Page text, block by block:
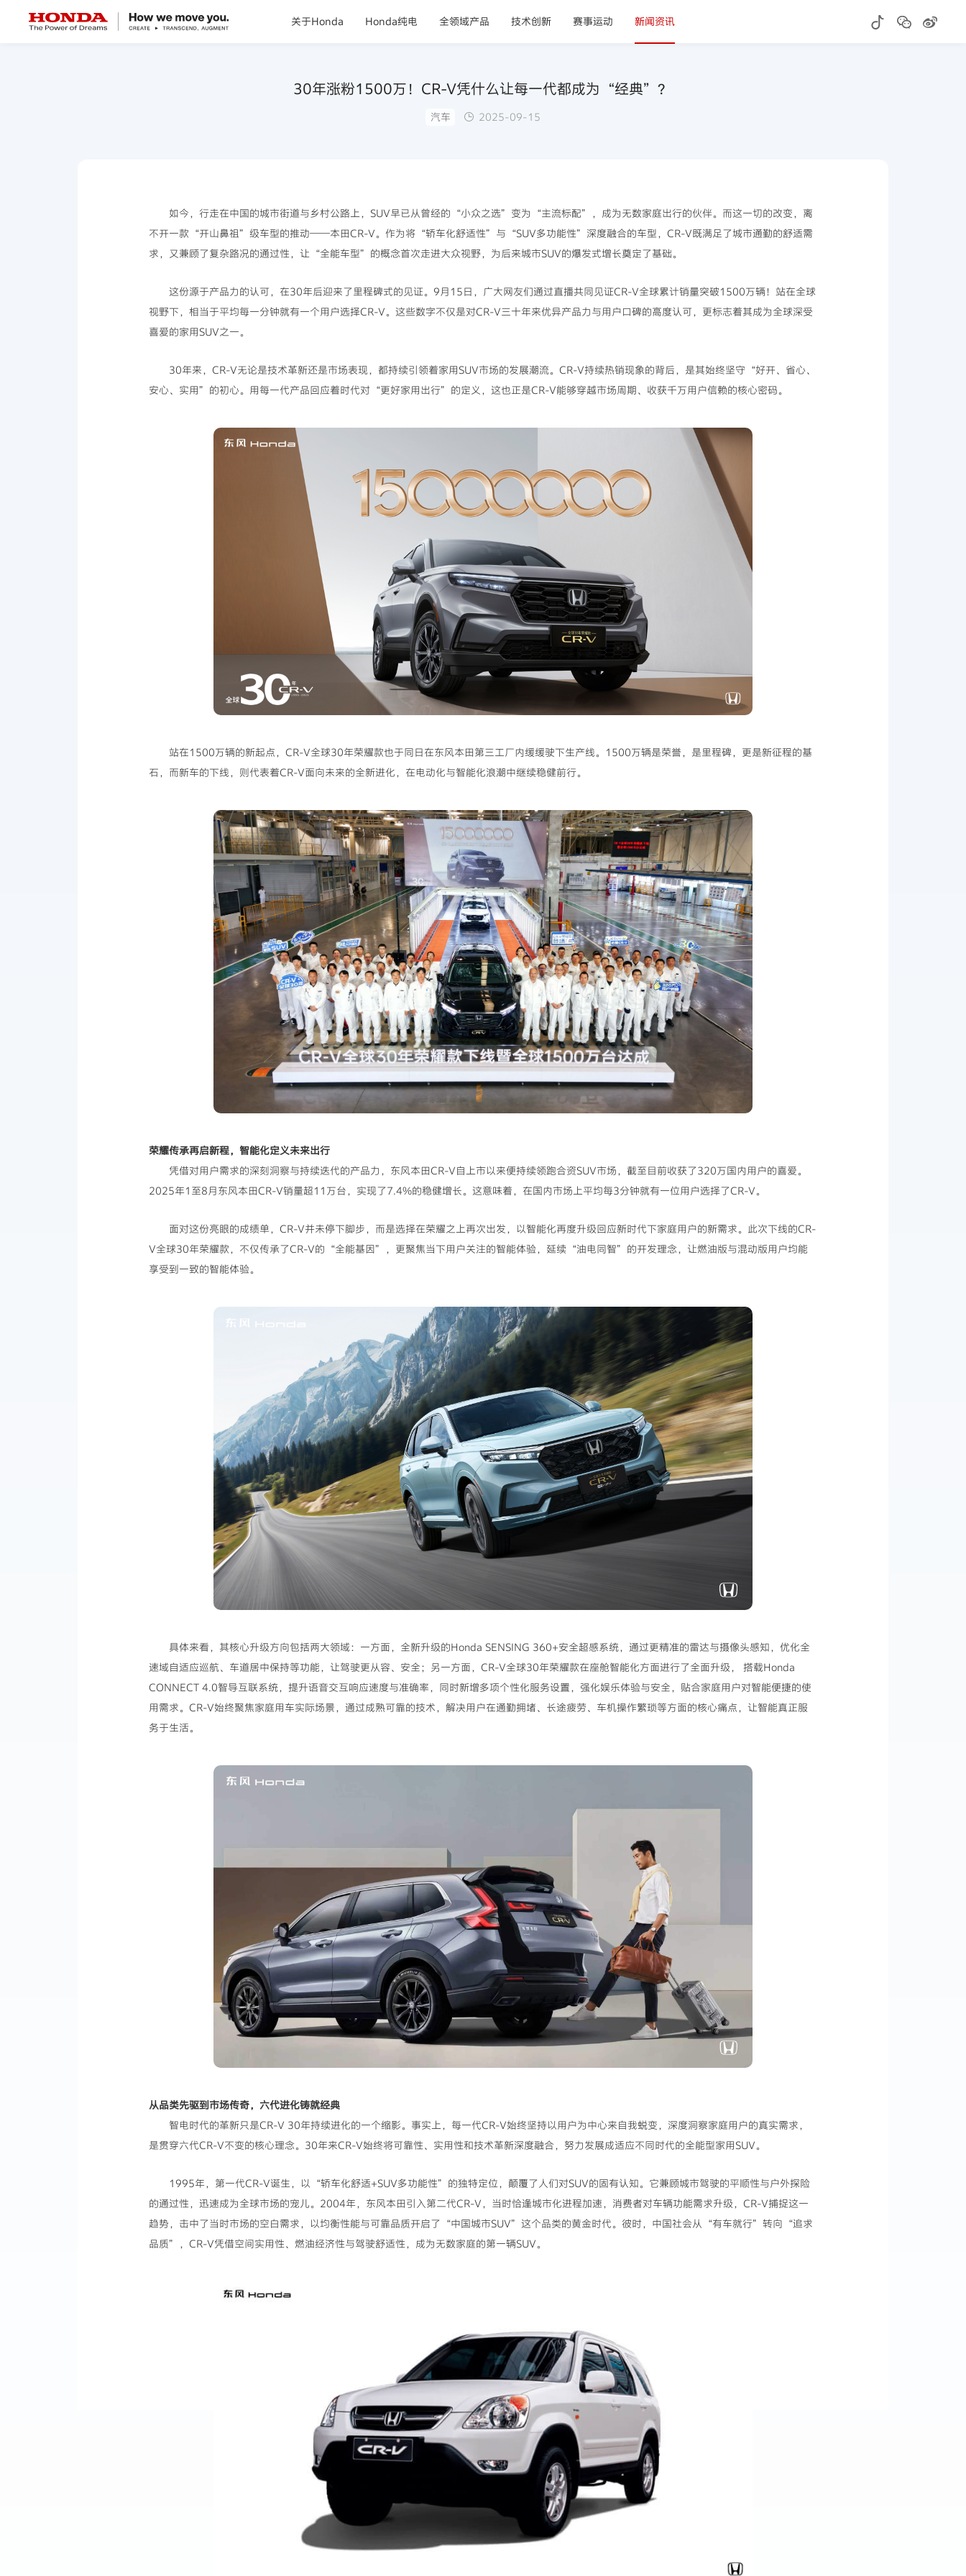
关于Honda Honda纯电 全领域产品 技术创新 赛事运动 新闻资讯
30年涨粉1500万！CR-V凭什么让每一代都成为“经典”？
汽车 2025-09-15
如今，行走在中国的城市街道与乡村公路上，SUV早已从曾经的“小众之选”变为“主流标配”，成为无数家庭出行的伙伴。而这一切的改变，离
不开一款“开山鼻祖”级车型的推动——本田CR-V。作为将“轿车化舒适性”与“SUV多功能性”深度融合的车型，CR-V既满足了城市通勤的舒适需
求，又兼顾了复杂路况的通过性，让“全能车型”的概念首次走进大众视野，为后来城市SUV的爆发式增长奠定了基础。
这份源于产品力的认可，在30年后迎来了里程碑式的见证。9月15日，广大网友们通过直播共同见证CR-V全球累计销量突破1500万辆！站在全球
视野下，相当于平均每一分钟就有一个用户选择CR-V。这些数字不仅是对CR-V三十年来优异产品力与用户口碑的高度认可，更标志着其成为全球深受
喜爱的家用SUV之一。
30年来，CR-V无论是技术革新还是市场表现，都持续引领着家用SUV市场的发展潮流。CR-V持续热销现象的背后，是其始终坚守“好开、省心、
安心、实用”的初心。用每一代产品回应着时代对“更好家用出行”的定义，这也正是CR-V能够穿越市场周期、收获千万用户信赖的核心密码。
站在1500万辆的新起点，CR-V全球30年荣耀款也于同日在东风本田第三工厂内缓缓驶下生产线。1500万辆是荣誉，是里程碑，更是新征程的基
石，而新车的下线，则代表着CR-V面向未来的全新进化，在电动化与智能化浪潮中继续稳健前行。
荣耀传承再启新程，智能化定义未来出行
凭借对用户需求的深刻洞察与持续迭代的产品力，东风本田CR-V自上市以来便持续领跑合资SUV市场，截至目前收获了320万国内用户的喜爱。
2025年1至8月东风本田CR-V销量超11万台，实现了7.4%的稳健增长。这意味着，在国内市场上平均每3分钟就有一位用户选择了CR-V。
面对这份亮眼的成绩单，CR-V并未停下脚步，而是选择在荣耀之上再次出发，以智能化再度升级回应新时代下家庭用户的新需求。此次下线的CR-
V全球30年荣耀款，不仅传承了CR-V的“全能基因”，更聚焦当下用户关注的智能体验，延续“油电同智”的开发理念，让燃油版与混动版用户均能
享受到一致的智能体验。
具体来看，其核心升级方向包括两大领域：一方面，全新升级的Honda SENSING 360+安全超感系统，通过更精准的雷达与摄像头感知，优化全
速域自适应巡航、车道居中保持等功能，让驾驶更从容、安全；另一方面，CR-V全球30年荣耀款在座舱智能化方面进行了全面升级， 搭载Honda
CONNECT 4.0智导互联系统，提升语音交互响应速度与准确率，同时新增多项个性化服务设置，强化娱乐体验与安全，贴合家庭用户对智能便捷的使
用需求。CR-V始终聚焦家庭用车实际场景，通过成熟可靠的技术，解决用户在通勤拥堵、长途疲劳、车机操作繁琐等方面的核心痛点，让智能真正服
务于生活。
从品类先驱到市场传奇，六代进化铸就经典
智电时代的革新只是CR-V 30年持续进化的一个缩影。事实上，每一代CR-V始终坚持以用户为中心来自我蜕变，深度洞察家庭用户的真实需求，
是贯穿六代CR-V不变的核心理念。30年来CR-V始终将可靠性、实用性和技术革新深度融合，努力发展成适应不同时代的全能型家用SUV。
1995年，第一代CR-V诞生，以“轿车化舒适+SUV多功能性”的独特定位，颠覆了人们对SUV的固有认知。它兼顾城市驾驶的平顺性与户外探险
的通过性，迅速成为全球市场的宠儿。2004年，东风本田引入第二代CR-V，当时恰逢城市化进程加速，消费者对车辆功能需求升级，CR-V捕捉这一
趋势，击中了当时市场的空白需求，以均衡性能与可靠品质开启了“中国城市SUV”这个品类的黄金时代。彼时，中国社会从“有车就行”转向“追求
品质”，CR-V凭借空间实用性、燃油经济性与驾驶舒适性，成为无数家庭的第一辆SUV。